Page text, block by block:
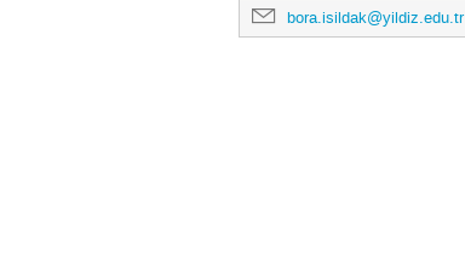
bora.isildak@yildiz.edu.tr